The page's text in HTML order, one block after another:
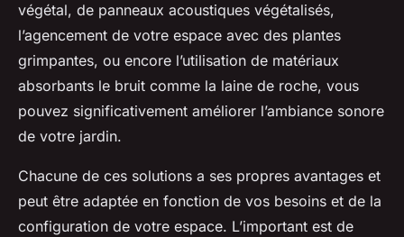
végétal, de panneaux acoustiques végétalisés,
l’agencement de votre espace avec des plantes
grimpantes, ou encore l’utilisation de matériaux
absorbants le bruit comme la laine de roche, vous
pouvez significativement améliorer l’ambiance sonore
de votre jardin.
Chacune de ces solutions a ses propres avantages et
peut être adaptée en fonction de vos besoins et de la
configuration de votre espace. L’important est de